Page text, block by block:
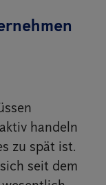
handeln
zu spät ist.
seit dem